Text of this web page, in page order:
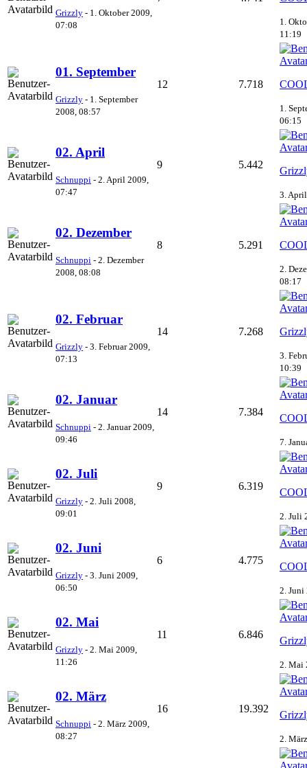
Grizzly - 1. Oktober 2009,
07:08
1.
11:19
01. September
Grizzly - 1. September
2008, 08:57
12 7.718
1.
06:15
02. April
Schnuppi - 2. April 2009,
07:47
9 5.442
3.
02. Dezember
Schnuppi - 2. Dezember
2008, 08:08
8 5.291
2.
08:17
02. Februar
Grizzly - 3. Februar 2009,
07:13
14 7.268
3.
10:39
02. Januar
Schnuppi - 2. Januar 2009,
09:46
14 7.384
7.
02. Juli
Grizzly - 2. Juli 2008,
09:01
9 6.319
2. Juli
02. Juni
Grizzly - 3. Juni 2009,
06:50
6 4.775
2. Juni
02. Mai
Grizzly - 2. Mai 2009,
11:26
11 6.846
2. Mai
02. März
Schnuppi - 2. März 2009,
08:27
16 19.392
2.